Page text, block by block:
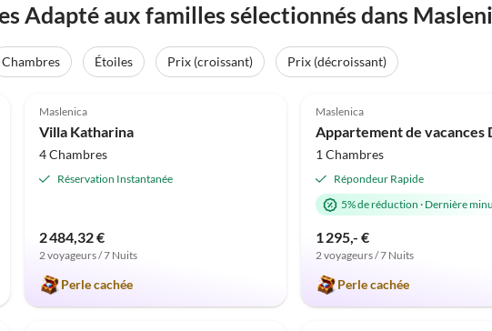
Adapté aux familles sélectionnés dans
Chambres Étoiles Prix (croissant) Prix (décroissant)
Maslenica
Villa Katharina
4 Chambres
Réservation Instantanée
2 484,32 €
2 voyageurs / 7 Nuits
Perle cachée
Vacances à la plage
Maslenica
1 Chambres
Répondeur Rapide
5% de réduction · Dernière
1 295,- €
2 voyageurs / 7 Nuits
Perle cachée